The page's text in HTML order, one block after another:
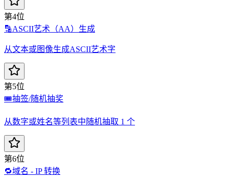
第4位
🔡ASCII艺术（AA）生成
从文本或图像生成ASCII艺术字
第5位
🎟️抽签/随机抽奖
从数字或姓名等列表中随机抽取 1 个
第6位
🔁域名 - IP 转换